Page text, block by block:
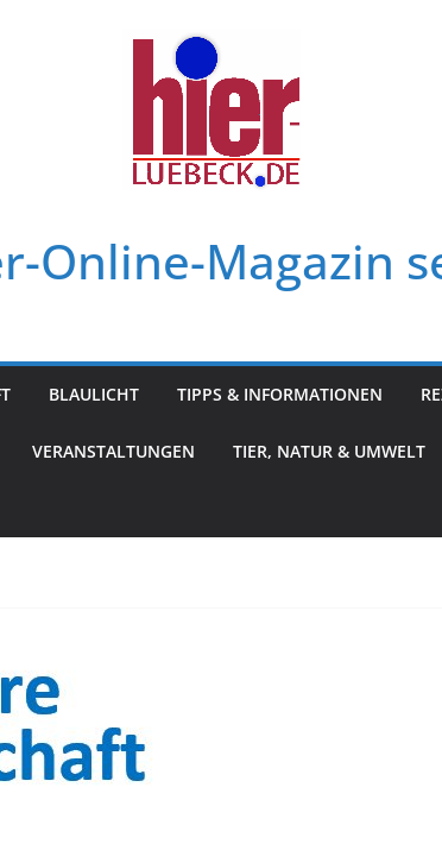
Online-Magazin
BLAULICHT TIPPS & INFORMATIONEN
VERANSTALTUNGEN TIER, NATUR & UMWELT